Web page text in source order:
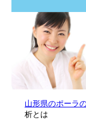
山形県のポーラ
析とは